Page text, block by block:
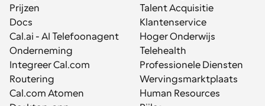
Prijzen
Docs
Cal.ai - AI Telefoonagent
Onderneming
Integreer Cal.com
Routering
Cal.com Atomen
Talent Acquisitie
Klantenservice
Hoger Onderwijs
Telehealth
Professionele Diensten
Wervingsmarktplaats
Human Resources